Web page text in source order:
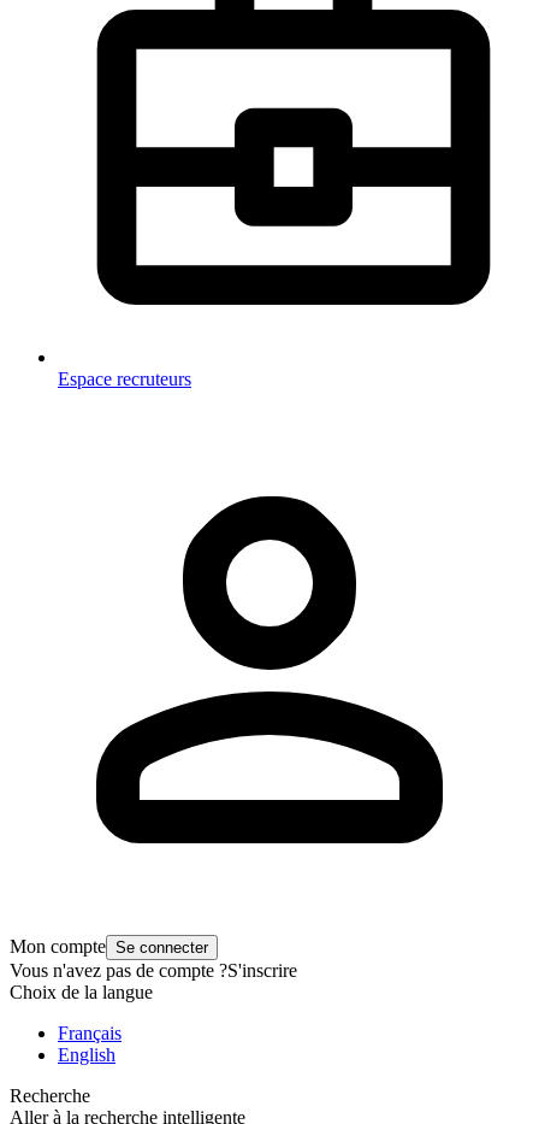
Espace recruteurs
Mon compte Se connecter
Vous n'avez pas de compte ?S'inscrire
Choix de la langue
Français
English
Recherche
Aller à la recherche intelligente